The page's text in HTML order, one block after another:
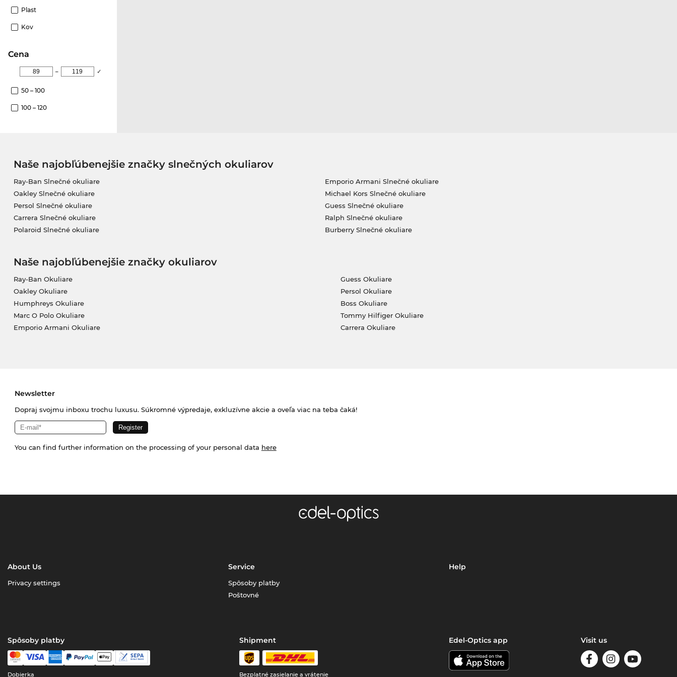
Plast
Kov
Cena
– ✓
50 – 100
100 – 120
Naše najobľúbenejšie značky slnečných okuliarov
Ray-Ban Slnečné okuliare
Oakley Slnečné okuliare
Persol Slnečné okuliare
Carrera Slnečné okuliare
Polaroid Slnečné okuliare
Emporio Armani Slnečné okuliare
Michael Kors Slnečné okuliare
Guess Slnečné okuliare
Ralph Slnečné okuliare
Burberry Slnečné okuliare
Naše najobľúbenejšie značky okuliarov
Ray-Ban Okuliare
Oakley Okuliare
Humphreys Okuliare
Marc O Polo Okuliare
Emporio Armani Okuliare
Guess Okuliare
Persol Okuliare
Boss Okuliare
Tommy Hilfiger Okuliare
Carrera Okuliare
Newsletter
Dopraj svojmu inboxu trochu luxusu. Súkromné výpredaje, exkluzívne akcie a oveľa viac na teba čaká!
You can find further information on the processing of your personal data here
About Us
Privacy settings
Service
Spôsoby platby
Poštovné
Help
Spôsoby platby
Dobierka
Shipment
Bezplatné zasielanie a vrátenie
Edel-Optics app Visit us